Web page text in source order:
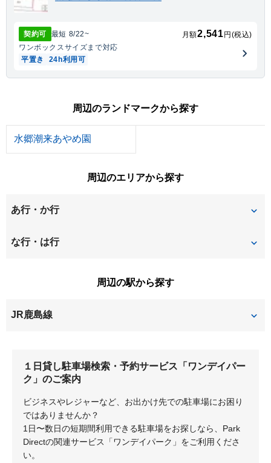
契約可 最短 8/22~ 月額2,541 円(税込)
ワンボックスサイズまで対応
平置き
24h利用可
周辺のランドマークから探す
水郷潮来あやめ園
周辺のエリアから探す
あ行・か行
あやめ
な行・は行
周辺の駅から探す
JR鹿島線
１日貸し駐車場検索・予約サービス「ワンデイパー
ク」のご案内
ビジネスやレジャーなど、お出かけ先での駐車場にお困り
ではありませんか？
1日〜数日の短期間利用できる駐車場をお探しなら、Park
Directの関連サービス「ワンデイパーク」をご利用くださ
い。